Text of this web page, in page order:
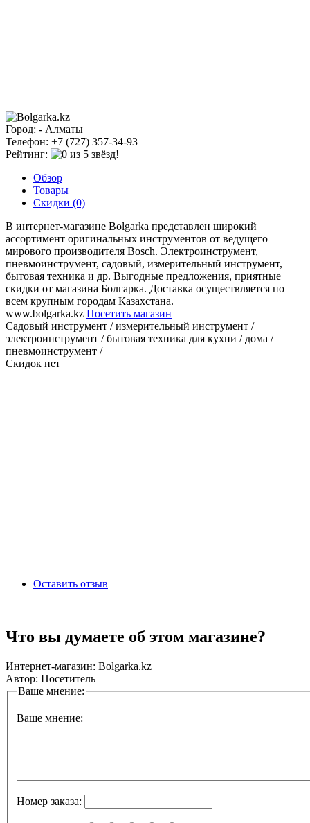
Город: - Алматы
Телефон: +7 (727) 357-34-93
Рейтинг:
Обзор
Товары
Скидки (0)
В интернет-магазине Bolgarka представлен широкий
ассортимент оригинальных инструментов от ведущего
мирового производителя Bosch. Электроинструмент,
пневмоинструмент, садовый, измерительный инструмент,
бытовая техника и др. Выгодные предложения, приятные
скидки от магазина Болгарка. Доставка осуществляется по
всем крупным городам Казахстана.
www.bolgarka.kz Посетить магазин
Садовый инструмент / измерительный инструмент /
электроинструмент / бытовая техника для кухни / дома /
пневмоинструмент /
Скидок нет
Оставить отзыв
Что вы думаете об этом магазине?
Интернет-магазин: Bolgarka.kz
Автор: Посетитель
Ваше мнение:
Ваше мнение:
Номер заказа: